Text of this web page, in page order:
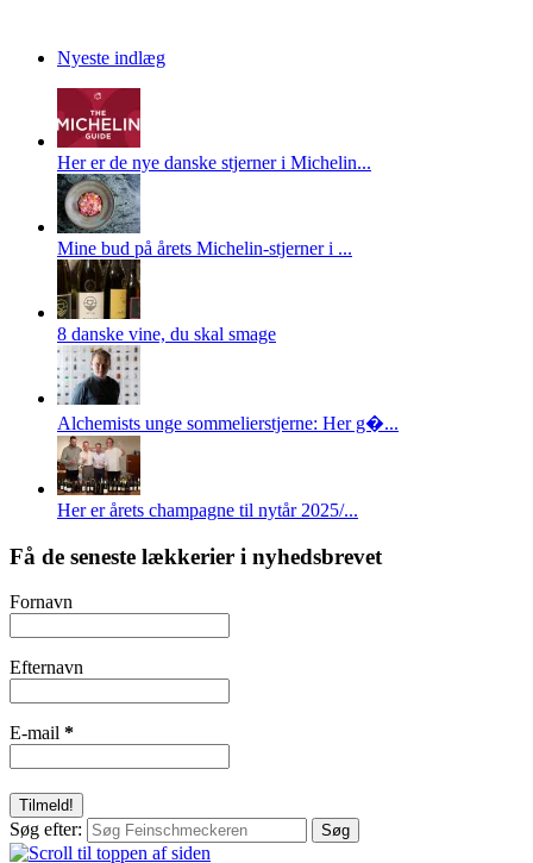
Nyeste indlæg
Her er de nye danske stjerner i Michelin...
Mine bud på årets Michelin-stjerner i ...
8 danske vine, du skal smage
Alchemists unge sommelierstjerne: Her g�...
Her er årets champagne til nytår 2025/...
Få de seneste lækkerier i nyhedsbrevet
Fornavn
Efternavn
E-mail *
Søg efter: